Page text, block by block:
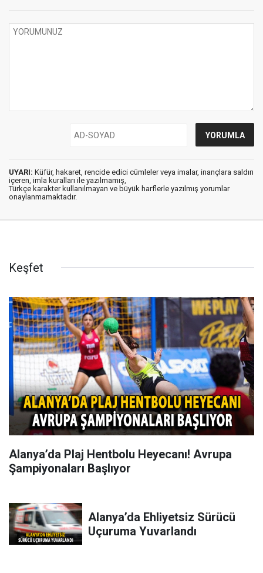
UYARI: Küfür, hakaret, rencide edici cümleler veya imalar, inançlara saldırı
içeren, imla kuralları ile yazılmamış,
Türkçe karakter kullanılmayan ve büyük harflerle yazılmış yorumlar
onaylanmamaktadır.
Keşfet
Alanya’da Plaj Hentbolu Heyecanı! Avrupa
Şampiyonaları Başlıyor
Alanya’da Ehliyetsiz Sürücü
Uçuruma Yuvarlandı